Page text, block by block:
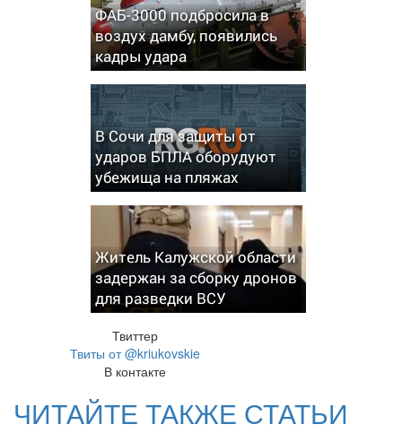
ФАБ-3000 подбросила в
воздух дамбу, появились
кадры удара
В Сочи для защиты от
ударов БПЛА оборудуют
убежища на пляжах
Житель Калужской области
задержан за сборку дронов
для разведки ВСУ
Твиттер
Твиты от @kriukovskie
В контакте
ЧИТАЙТЕ ТАКЖЕ СТАТЬИ